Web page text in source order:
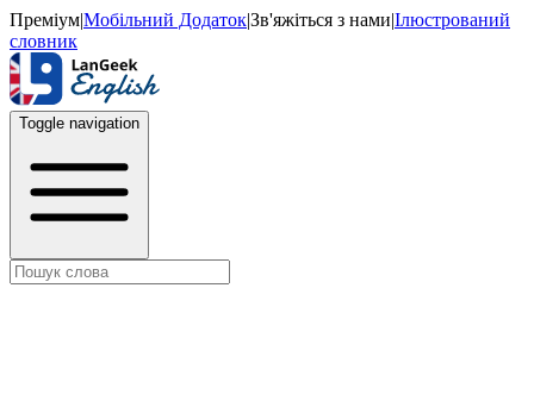
Преміум|Мобільний Додаток|Зв'яжіться з нами|Ілюстрований
словник
Toggle navigation